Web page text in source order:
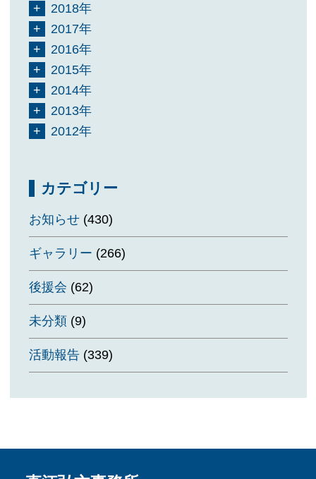
2018年
2017年
2016年
2015年
2014年
2013年
2012年
カテゴリー
お知らせ(430)
ギャラリー (266)
後援会 (62)
未分類(9)
活動報告(339)